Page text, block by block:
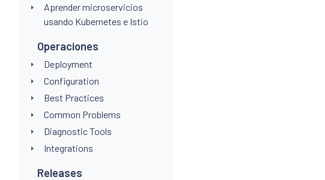
Aprender microservicios
usando Kubernetes e Istio
Operaciones
Deployment
Configuration
Best Practices
Common Problems
Diagnostic Tools
Integrations
Releases